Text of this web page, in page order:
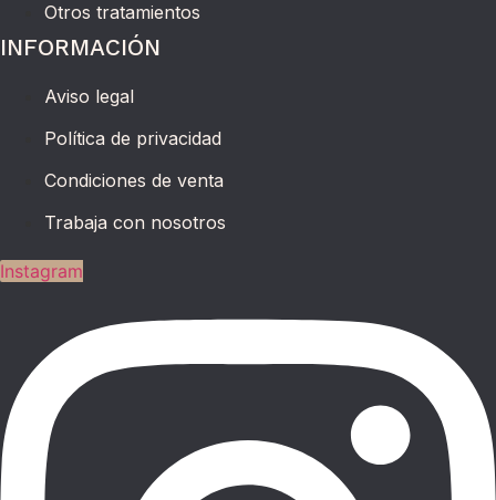
Otros tratamientos
INFORMACIÓN
Aviso legal
Política de privacidad
Condiciones de venta
Trabaja con nosotros
Instagram